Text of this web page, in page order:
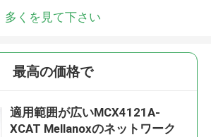
多くを見て下さい
最高の価格で
適用範囲が広いMCX4121A-
XCAT Mellanoxのネットワーク